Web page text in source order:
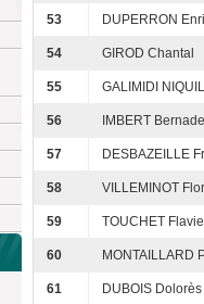
53 DUPERRON
54 GIROD Chantal
55 GALIMIDI
56 IMBERT
57 DESBAZEILLE
58 VILLEMINOT
59 TOUCHET Flavie
60 MONTAILLARD
61 DUBOIS Dolorès